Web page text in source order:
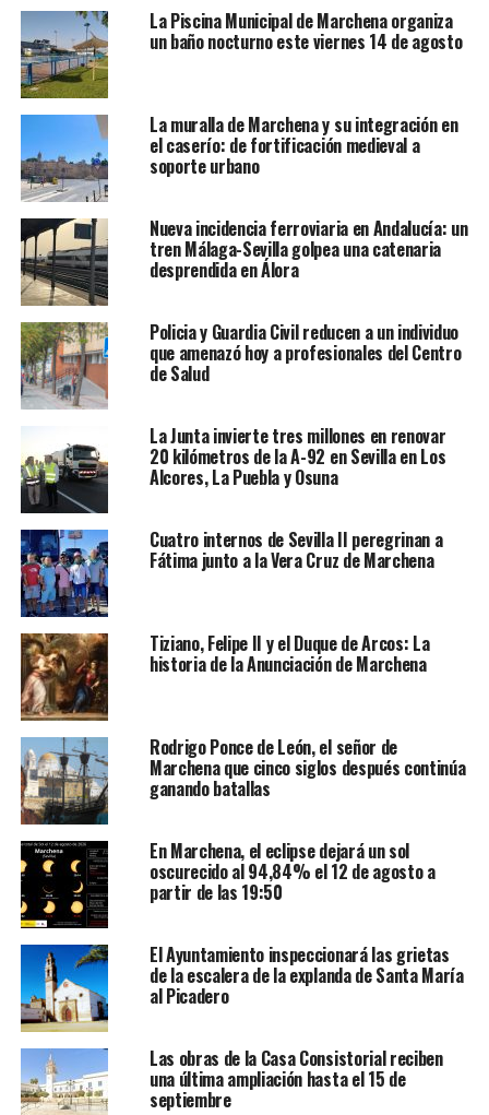
La Piscina Municipal de Marchena organiza
un baño nocturno este viernes 14 de agosto
La muralla de Marchena y su integración en
el caserío: de fortificación medieval a
soporte urbano
Nueva incidencia ferroviaria en Andalucía: un
tren Málaga-Sevilla golpea una catenaria
desprendida en Álora
Policia y Guardia Civil reducen a un individuo
que amenazó hoy a profesionales del Centro
de Salud
La Junta invierte tres millones en renovar
20 kilómetros de la A-92 en Sevilla en Los
Alcores, La Puebla y Osuna
Cuatro internos de Sevilla II peregrinan a
Fátima junto a la Vera Cruz de Marchena
Tiziano, Felipe II y el Duque de Arcos: La
historia de la Anunciación de Marchena
Rodrigo Ponce de León, el señor de
Marchena que cinco siglos después continúa
ganando batallas
En Marchena, el eclipse dejará un sol
oscurecido al 94,84% el 12 de agosto a
partir de las 19:50
El Ayuntamiento inspeccionará las grietas
de la escalera de la explanda de Santa María
al Picadero
Las obras de la Casa Consistorial reciben
una última ampliación hasta el 15 de
septiembre